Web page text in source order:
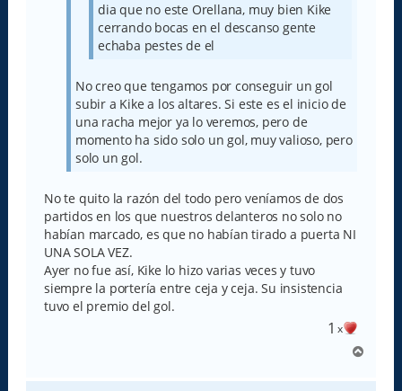
dia que no este Orellana, muy bien Kike
cerrando bocas en el descanso gente
echaba pestes de el
No creo que tengamos por conseguir un gol
subir a Kike a los altares. Si este es el inicio de
una racha mejor ya lo veremos, pero de
momento ha sido solo un gol, muy valioso, pero
solo un gol.
No te quito la razón del todo pero veníamos de dos
partidos en los que nuestros delanteros no solo no
habían marcado, es que no habían tirado a puerta NI
UNA SOLA VEZ.
Ayer no fue así, Kike lo hizo varias veces y tuvo
siempre la portería entre ceja y ceja. Su insistencia
tuvo el premio del gol.
1 x
r